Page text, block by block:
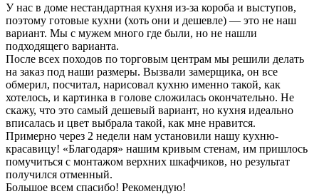
У нас в доме нестандартная кухня из-за короба и выступов,
поэтому готовые кухни (хоть они и дешевле) — это не наш
вариант. Мы с мужем много где были, но не нашли
подходящего варианта.
После всех походов по торговым центрам мы решили делать
на заказ под наши размеры. Вызвали замерщика, он все
обмерил, посчитал, нарисовал кухню именно такой, как
хотелось, и картинка в голове сложилась окончательно. Не
скажу, что это самый дешевый вариант, но кухня идеально
вписалась и цвет выбрала такой, как мне нравится.
Примерно через 2 недели нам установили нашу кухню-
красавицу! «Благодаря» нашим кривым стенам, им пришлось
помучиться с монтажом верхних шкафчиков, но результат
получился отменный.
Большое всем спасибо! Рекомендую!